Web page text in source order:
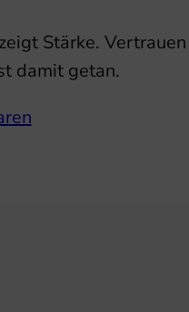
Stärke. Vertrauen
damit getan.